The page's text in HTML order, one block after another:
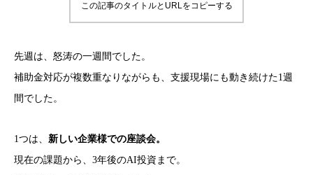
この記事のタイトルとURLをコピーする
先週は、怒涛の一週間でした。
補助金対応が複数重なりながらも、支援現場にも動き続けた1週
間でした。
1つは、 新しい企業様での座談会。
現在の課題から、3年後のAI投資まで。